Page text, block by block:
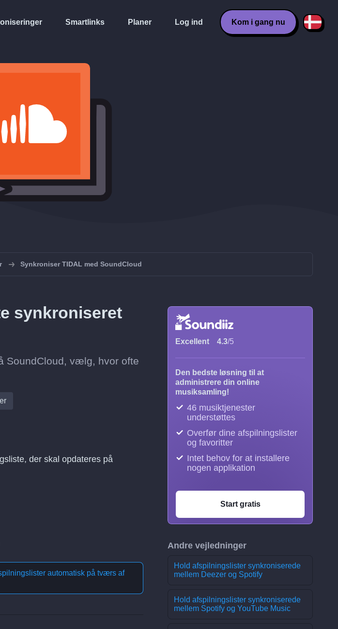
Smartlinks Planer Log ind Kom i gang nu
Synkroniser TIDAL med SoundCloud
synkroniseret
SoundCloud, vælg, hvor ofte
der skal opdateres på
automatisk på tværs af
Excellent 4.3/5
Den bedste løsning til at
administrere din online
musiksamling!
46 musiktjenester
understøttes
Overfør dine afspilningslister
og favoritter
Intet behov for at installere
nogen applikation
Start gratis
Andre vejledninger
Hold afspilningslister synkroniserede
mellem Deezer og Spotify
Hold afspilningslister synkroniserede
mellem Spotify og YouTube Music